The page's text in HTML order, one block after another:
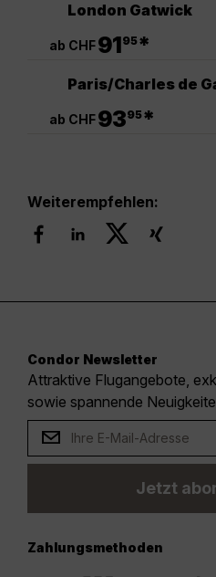
London Gatwick
ab CHF9195*
Paris/Charles de
ab CHF9395*
Weiterempfehlen:
Condor Newsletter
Attraktive Flugangebote,
sowie spannende
Jetzt
Zahlungsmethoden